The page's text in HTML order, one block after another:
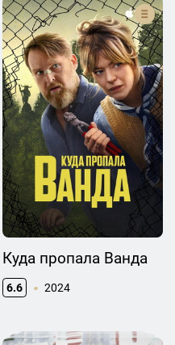
Куда пропала Ванда
6.6 2024